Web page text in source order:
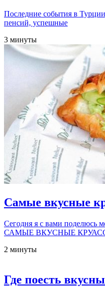
Последние события в
пенсий, успешные
3 минуты
Самые вкусные
Сегодня я с вами поделюсь
САМЫЕ ВКУСНЫЕ
2 минуты
Где поесть